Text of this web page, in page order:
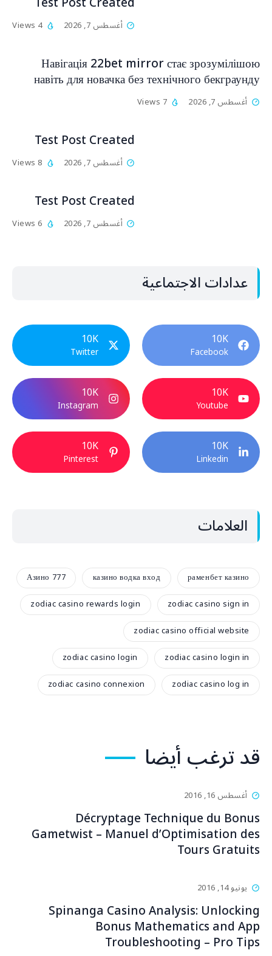
أغسطس 7, 2026 4 Views
Навігація 22bet mirror стає зрозумілішою
навіть для новачка без технічного бекграунду
أغسطس 7, 2026 7 Views
Test Post Created
أغسطس 7, 2026 8 Views
Test Post Created
أغسطس 7, 2026 6 Views
عدادات الاجتماعية
10K
Facebook
10K
Twitter
10K
Youtube
10K
Instagram
10K
Linkedin
10K
Pinterest
العلامات
раменбет казино
казино водка вход
Азино 777
zodiac casino sign in
zodiac casino rewards login
zodiac casino official website
zodiac casino login in
zodiac casino login
zodiac casino log in
zodiac casino connexion
قد ترغب أيضا
أغسطس 16, 2016
Décryptage Technique du Bonus
Gametwist – Manuel d’Optimisation des
Tours Gratuits
يونيو 14, 2016
Spinanga Casino Analysis: Unlocking
Bonus Mathematics and App
Troubleshooting – Pro Tips